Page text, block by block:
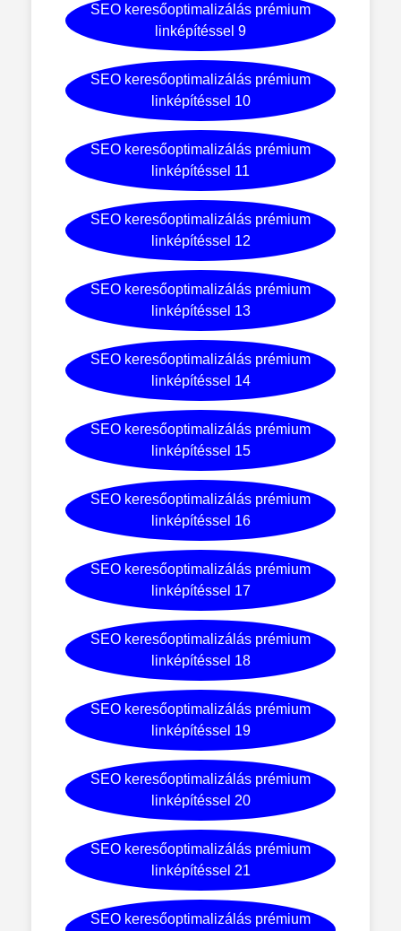
SEO keresőoptimalizálás prémium
linképítéssel 9
SEO keresőoptimalizálás prémium
linképítéssel 10
SEO keresőoptimalizálás prémium
linképítéssel 11
SEO keresőoptimalizálás prémium
linképítéssel 12
SEO keresőoptimalizálás prémium
linképítéssel 13
SEO keresőoptimalizálás prémium
linképítéssel 14
SEO keresőoptimalizálás prémium
linképítéssel 15
SEO keresőoptimalizálás prémium
linképítéssel 16
SEO keresőoptimalizálás prémium
linképítéssel 17
SEO keresőoptimalizálás prémium
linképítéssel 18
SEO keresőoptimalizálás prémium
linképítéssel 19
SEO keresőoptimalizálás prémium
linképítéssel 20
SEO keresőoptimalizálás prémium
linképítéssel 21
SEO keresőoptimalizálás prémium